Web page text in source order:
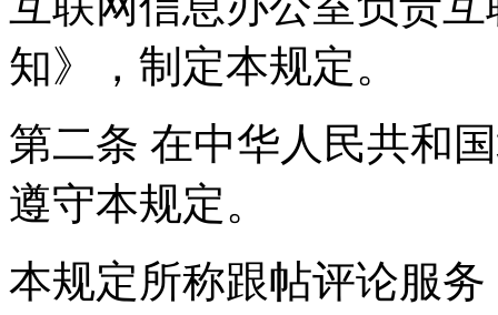
知》，制定本规定。
第二条 在中华人民共和
遵守本规定。
本规定所称跟帖评论服